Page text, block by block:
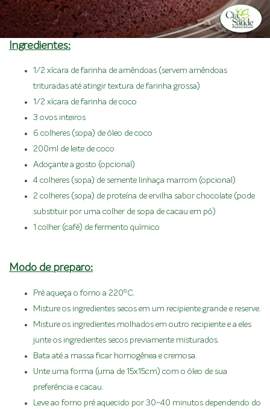
Ingredientes:
1/2 xícara de farinha de amêndoas (servem amêndoas
trituradas até atingir textura de farinha grossa)
1/2 xícara de farinha de coco
3 ovos inteiros
6 colheres (sopa) de óleo de coco
200ml de leite de coco
Adoçante a gosto (opcional)
4 colheres (sopa) de semente linhaça marrom (opcional)
2 colheres (sopa) de proteína de ervilha sabor chocolate (pode
substituir por uma colher de sopa de cacau em pó)
1 colher (café) de fermento químico
Modo de preparo:
Pré aqueça o forno a 220ºC.
Misture os ingredientes secos em um recipiente grande e reserve.
Misture os ingredientes molhados em outro recipiente e a eles
junte os ingredientes secos previamente misturados.
Bata até a massa ficar homogênea e cremosa.
Unte uma forma (uma de 15x15cm) com o óleo de sua
preferência e cacau.
Leve ao forno pré aquecido por 30-40 minutos dependendo do